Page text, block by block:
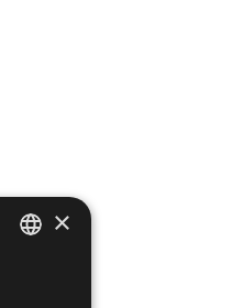
×